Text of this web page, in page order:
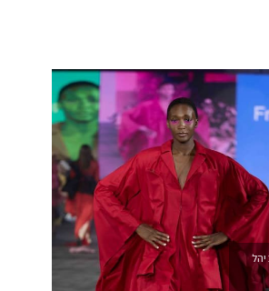
יהל